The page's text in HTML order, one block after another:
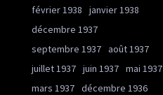
février 1938
janvier 1938
décembre 1937
septembre 1937 août 1937
juillet 1937 juin 1937 mai 1937
mars 1937 décembre 1936